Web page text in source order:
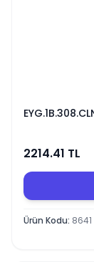
2214.41 TL
Ürün Kodu: 8641